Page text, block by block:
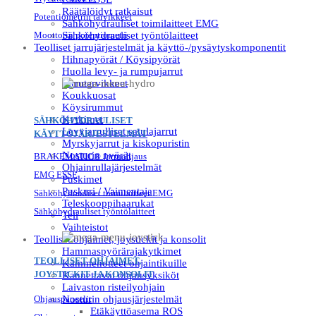
Räätälöidyt ratkaisut
Sähköhydrauliset toimilaitteet EMG
Sähköhydrauliset työntölaitteet
Teolliset jarrujärjestelmät ja käyttö-/pysäytyskomponentit
Hihnapyörät / Köysipyörät
Huolla levy- ja rumpujarrut
Jarrutarvikkeet
Koukkuosat
Köysirummut
Kytkimet
Levyjarrulliset satulajarrut
Myrskyjarrut ja kiskopuristin
Nosturin pyörät
Ohjainrullajärjestelmät
Puskimet
Puskuri / Vaimentaja
Teleskooppihaarukat
Teli
Vaihteistot
Teolliset ohjaimet, joystickit ja konsolit
Hammaspyörärajakytkimet
Kämmenotteet ohjaintikuille
Kannettavat ohjausyksiköt
Laivaston risteilyohjain
Nosturin ohjausjärjestelmät
Etäkäyttöasema ROS
Potentiometrin tarvikkeet
Moottorin potentiometri
SÄHKÖHYDRAULISET
KÄYTTÖJÄRJESTELMÄT
BRAKEMATIC® Jarruohjaus
EMG ESSE
Sähköhydrauliset toimilaitteet EMG
Sähköhydrauliset työntölaitteet
TEOLLISET OHJAIMET,
JOYSTICKIT JA KONSOLIT
Ohjauspaneelit